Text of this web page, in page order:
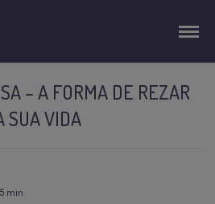
– A FORMA DE REZAR
SUA VIDA
5 min